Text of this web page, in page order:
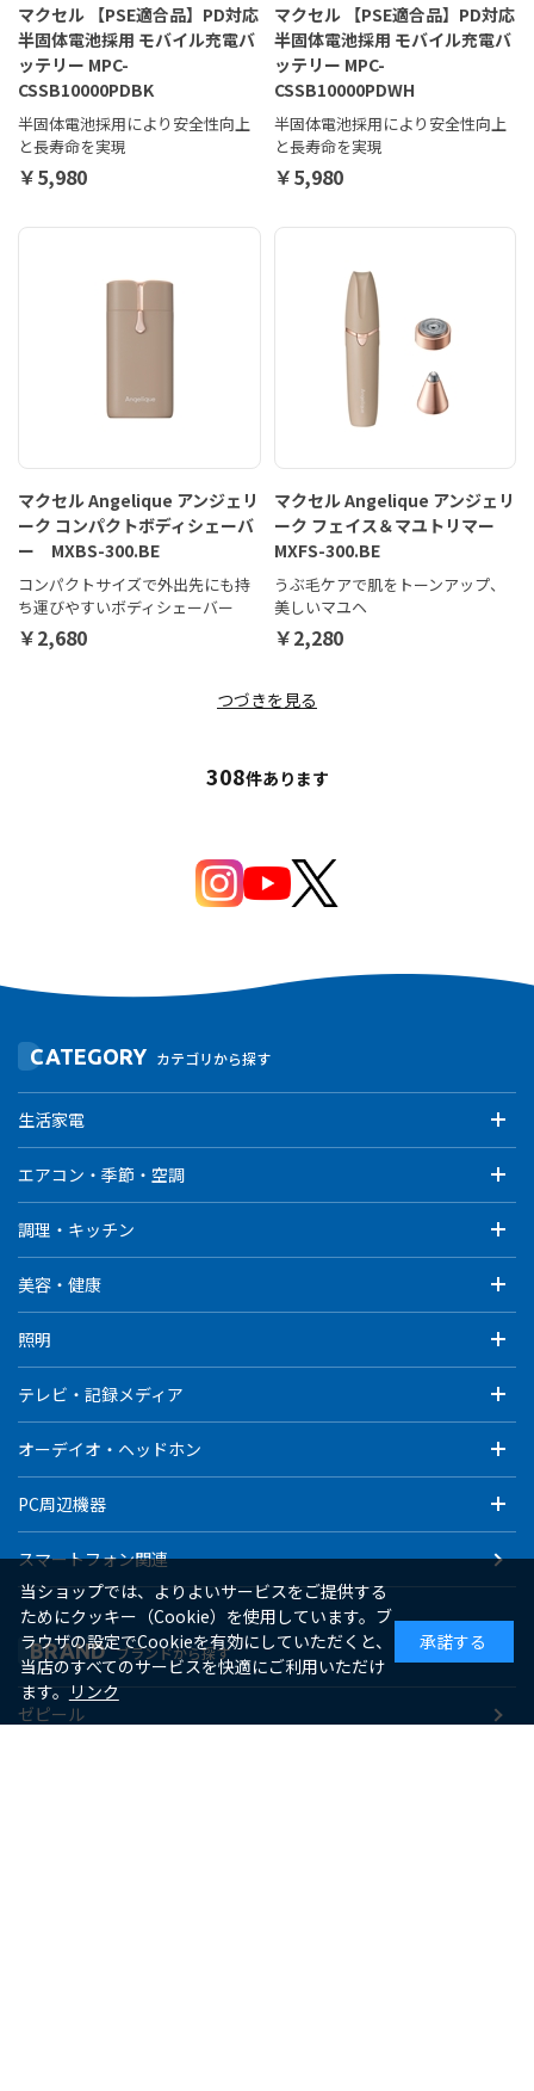
マクセル 【PSE適合品】PD対応
半固体電池採用 モバイル充電バ
ッテリー MPC-
CSSB10000PDBK
半固体電池採用により安全性向上
と長寿命を実現
￥5,980
マクセル 【PSE適合品】PD対応
半固体電池採用 モバイル充電バ
ッテリー MPC-
CSSB10000PDWH
半固体電池採用により安全性向上
と長寿命を実現
￥5,980
マクセル Angelique アンジェリ
ーク コンパクトボディシェーバ
ー MXBS-300.BE
コンパクトサイズで外出先にも持
ち運びやすいボディシェーバー
￥2,680
マクセル Angelique アンジェリ
ーク フェイス＆マユトリマー
MXFS-300.BE
うぶ毛ケアで肌をトーンアップ、
美しいマユヘ
￥2,280
つづきを見る
308件あります
CATEGORY カテゴリから探す
生活家電
エアコン・季節・空調
調理・キッチン
美容・健康
照明
テレビ・記録メディア
オーデイオ・ヘッドホン
PC周辺機器
スマートフォン関連
BRAND ブランドから探す
ゼピール
当ショップでは、よりよいサービスをご提供する
ためにクッキー（Cookie）を使用しています。ブ
ラウザの設定でCookieを有効にしていただくと、
当店のすべてのサービスを快適にご利用いただけ
ます。 リンク
承諾する